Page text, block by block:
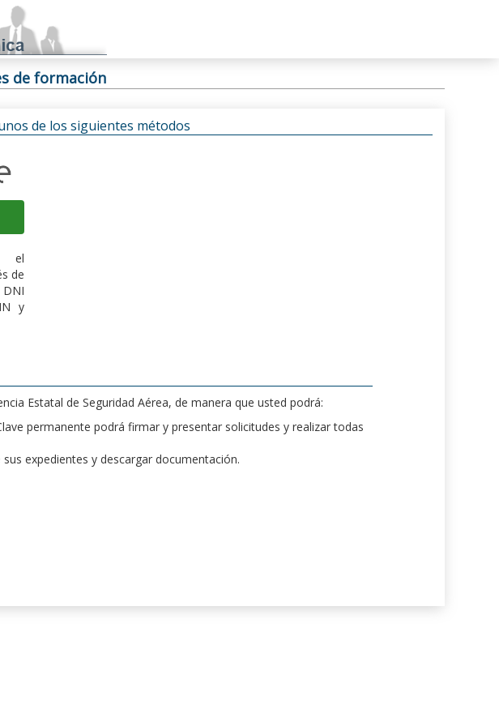
de formación
de los siguientes métodos
el
de
y
Estatal de Seguridad Aérea, de manera que usted podrá:
permanente podrá firmar y presentar solicitudes y realizar todas
expedientes y descargar documentación.